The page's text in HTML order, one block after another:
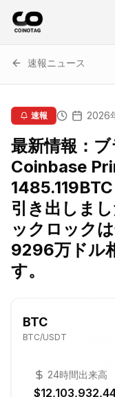
速報ニュース
速報 2026
最新情報：
Coinbase
引き出しま
ックロック
9296万ドル
す。
BTC
BTC/USDT
24時間出来高